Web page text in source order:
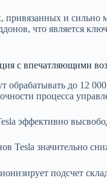
привязанных и сильно
что является
с впечатляющими
обрабатывать до 12
процесса
эффективно
Tesla значительно